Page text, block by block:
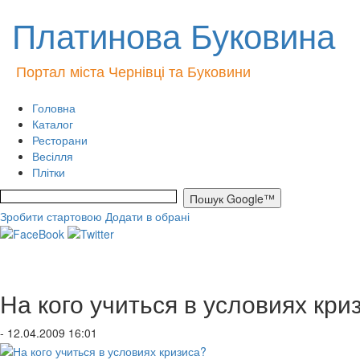
Платинова Буковина
Портал міста Чернівці та Буковини
Головна
Каталог
Ресторани
Весілля
Плітки
Зробити стартовою Додати в обрані
На кого учиться в условиях
- 12.04.2009 16:01